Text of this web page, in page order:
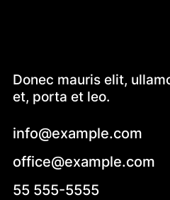
Donec mauris elit,
et, porta et leo.
info@example.com
office@example.com
55 555-5555